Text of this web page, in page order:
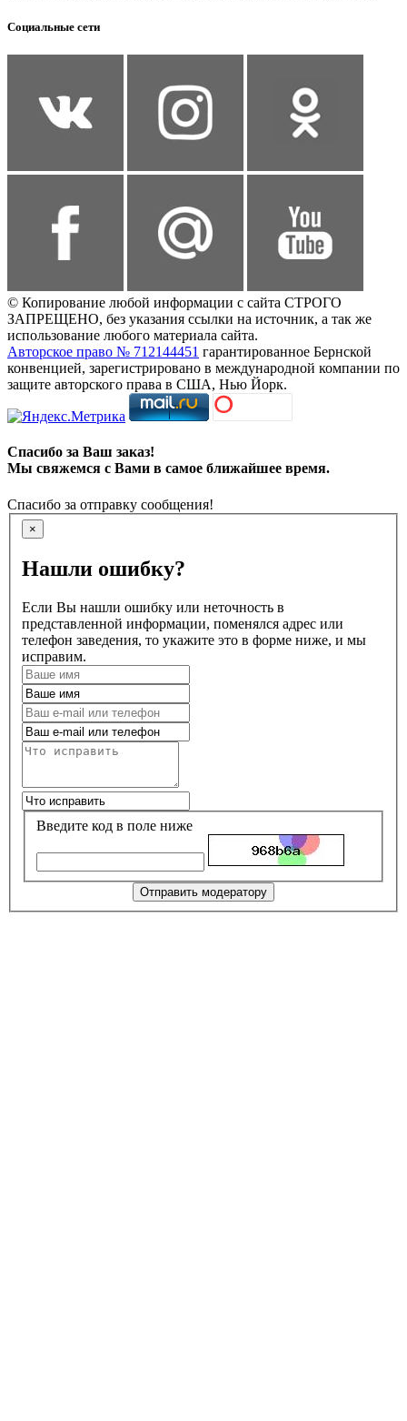
Социальные сети
© Копирование любой информации с сайта СТРОГО
ЗАПРЕЩЕНО, без указания ссылки на источник, а так же
использование любого материала сайта.
Авторское право № 712144451 гарантированное Бернской
конвенцией, зарегистрировано в международной компании по
защите авторского права в США, Нью Йорк.
Спасибо за Ваш заказ!
Мы свяжемся с Вами в самое ближайшее время.
Спасибо за отправку сообщения!
×
Нашли ошибку?
Если Вы нашли ошибку или неточность в
представленной информации, поменялся адрес или
телефон заведения, то укажите это в форме ниже, и мы
исправим.
Введите код в поле ниже
Отправить модератору